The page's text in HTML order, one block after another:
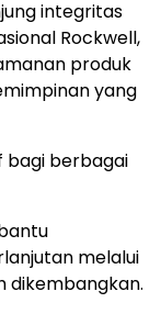
integritas
Rockwell,
produk
yang
bagi berbagai
melalui
dikembangkan.